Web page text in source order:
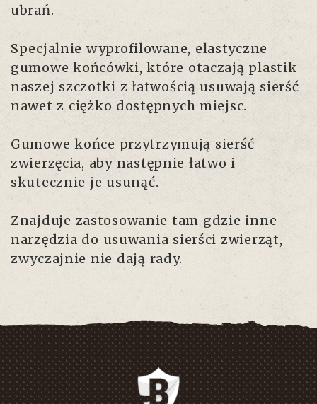
ubrań.
Specjalnie wyprofilowane, elastyczne
gumowe końcówki, które otaczają plastik
naszej szczotki z łatwością usuwają sierść
nawet z ciężko dostępnych miejsc.
Gumowe końce przytrzymują sierść
zwierzęcia, aby następnie łatwo i
skutecznie je usunąć.
Znajduje zastosowanie tam gdzie inne
narzędzia do usuwania sierści zwierząt,
zwyczajnie nie dają rady.